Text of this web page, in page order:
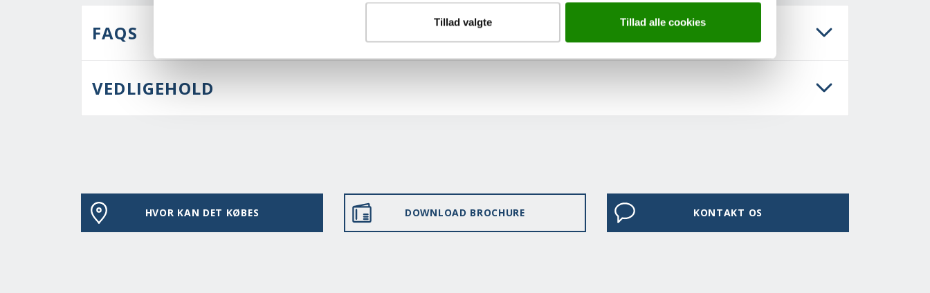
Tillad valgte Tillad alle cookies
FAQS
VEDLIGEHOLD
HVOR KAN DET KØBES DOWNLOAD BROCHURE KONTAKT OS